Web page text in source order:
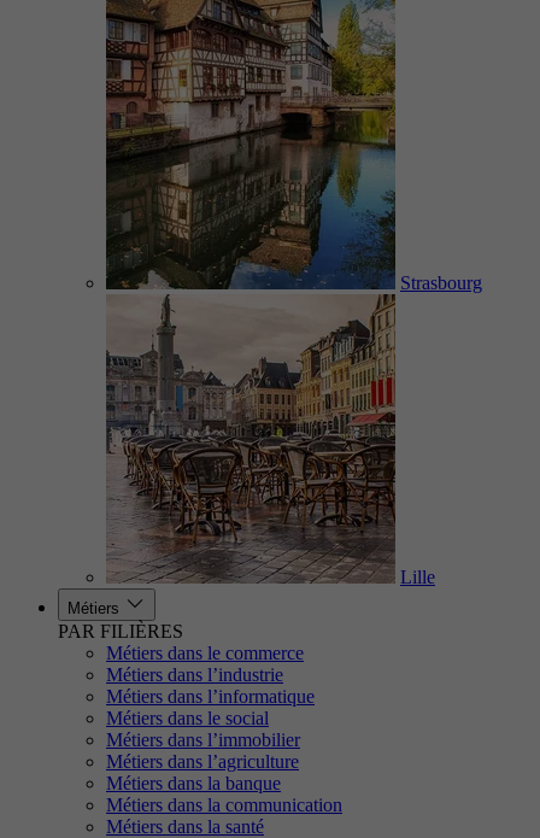
Strasbourg
Lille
Métiers
PAR FILIÈRES
Métiers dans le commerce
Métiers dans l’industrie
Métiers dans l’informatique
Métiers dans le social
Métiers dans l’immobilier
Métiers dans l’agriculture
Métiers dans la banque
Métiers dans la communication
Métiers dans la santé